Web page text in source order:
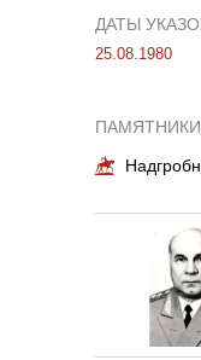
ДАТЫ
25.08.1980
ПАМЯТНИКИ